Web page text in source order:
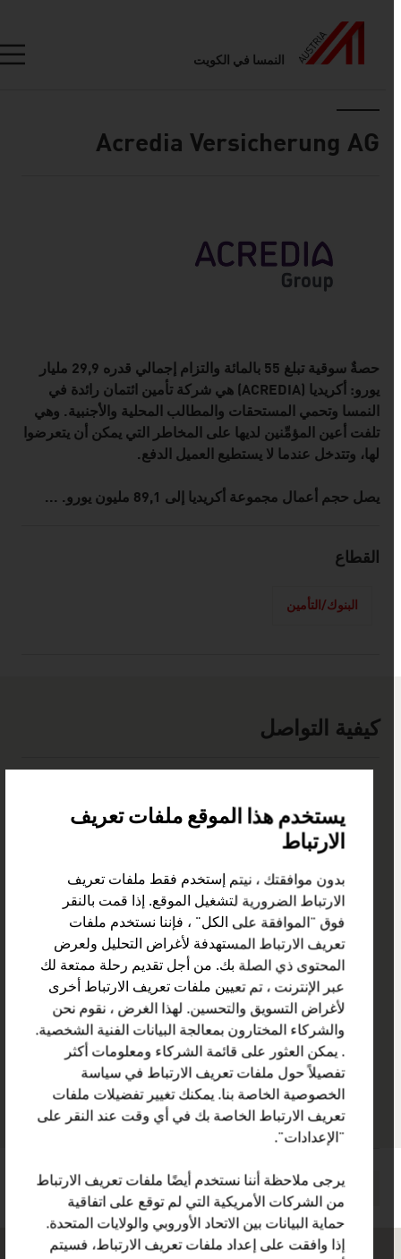
النمسا في الكويت
Acredia Versicherung AG
حصةٌ سوقية تبلغ 55 بالمائة والتزام إجمالي قدره 29,9 مليار
يورو: أكريديا (ACREDIA) هي شركة تأمين ائتمان رائدة في
النمسا وتحمي المستحقات والمطالب المحلية والأجنبية. وهي
تلفت أعين المؤمِّنين لديها على المخاطر التي يمكن أن يتعرضوا
لها، وتتدخل عندما لا يستطيع العميل الدفع.
يصل حجم أعمال مجموعة أكريديا إلى 89,1 مليون يورو. ...
القطاع
البنوك/التأمين
كيفية التواصل
Acredia Versicherung AG
Drorygasse 1/1/1.3
1030 Wien
النمسا
sales@acrediagroup.com
https://acredia.at/
vCard
الصفحة الصفحة التالية
وصى بالصفحة
يستخدم هذا الموقع ملفات تعريف
الارتباط
بدون موافقتك ، نيتم إستخدم فقط ملفات تعريف
الارتباط الضرورية لتشغيل الموقع. إذا قمت بالنقر
فوق "الموافقة على الكل" ، فإننا نستخدم ملفات
تعريف الارتباط المستهدفة لأغراض التحليل ولعرض
المحتوى ذي الصلة بك. من أجل تقديم رحلة ممتعة لك
عبر الإنترنت ، تم تعيين ملفات تعريف الارتباط أخرى
لأغراض التسويق والتحسين. لهذا الغرض ، نقوم نحن
والشركاء المختارون بمعالجة البيانات الفنية الشخصية.
. يمكن العثور على قائمة الشركاء ومعلومات أكثر
تفصيلاً حول ملفات تعريف الارتباط في سياسة
الخصوصية الخاصة بنا. يمكنك تغيير تفضيلات ملفات
تعريف الارتباط الخاصة بك في أي وقت عند النقر على
"الإعدادات".
يرجى ملاحظة أننا نستخدم أيضًا ملفات تعريف الارتباط
من الشركات الأمريكية التي لم توقع على اتفاقية
حماية البيانات بين الاتحاد الأوروبي والولايات المتحدة.
إذا وافقت على إعداد ملفات تعريف الارتباط، فسيتم